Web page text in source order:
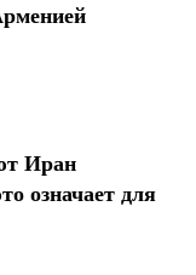
Иран
означает для